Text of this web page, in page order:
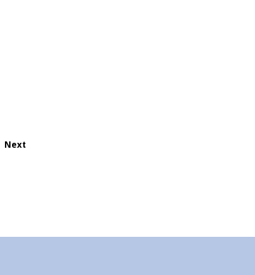
Next